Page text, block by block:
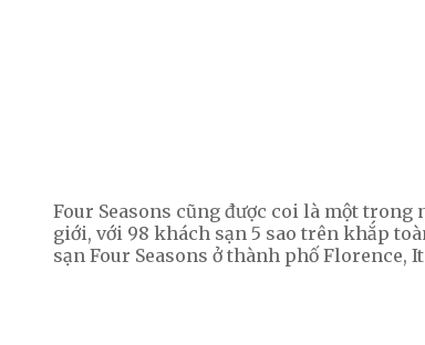
Four Seasons cũng được coi là một
giới, với 98 khách sạn 5 sao trên khắp
sạn Four Seasons ở thành phố Florence,